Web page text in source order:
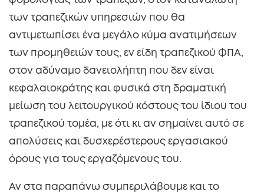
των τραπεζικών υπηρεσιών που θα
αντιμετωπίσει ένα μεγάλο κύμα ανατιμήσεων
των προμηθειών τους, εν είδη τραπεζικού ΦΠΑ,
στον αδύναμο δανειολήπτη που δεν είναι
κεφαλαιοκράτης και φυσικά στη δραματική
μείωση του λειτουργικού κόστους του ίδιου του
τραπεζικού τομέα, με ότι κι αν σημαίνει αυτό σε
απολύσεις και δυσχερέστερους εργασιακού
όρους για τους εργαζόμενους του.
Αν στα παραπάνω συμπεριλάβουμε και το